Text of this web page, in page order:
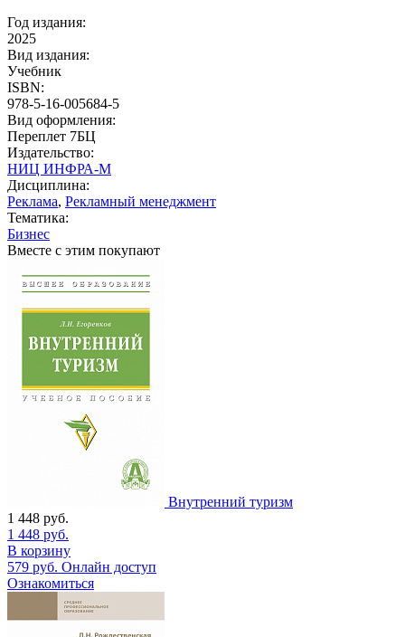
Год издания:
2025
Вид издания:
Учебник
ISBN:
978-5-16-005684-5
Вид оформления:
Переплет 7БЦ
Издательство:
НИЦ ИНФРА-М
Дисциплина:
Реклама, Рекламный менеджмент
Тематика:
Бизнес
Вместе с этим покупают
Внутренний туризм
1 448 руб.
1 448 руб.
В корзину
579 руб. Онлайн доступ
Ознакомиться